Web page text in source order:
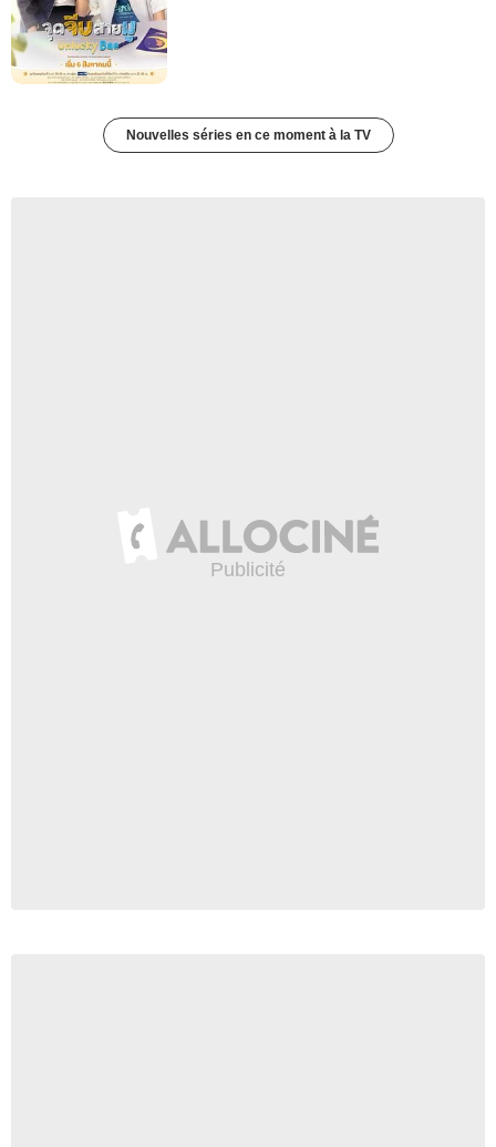
Nouvelles séries en ce moment à la TV